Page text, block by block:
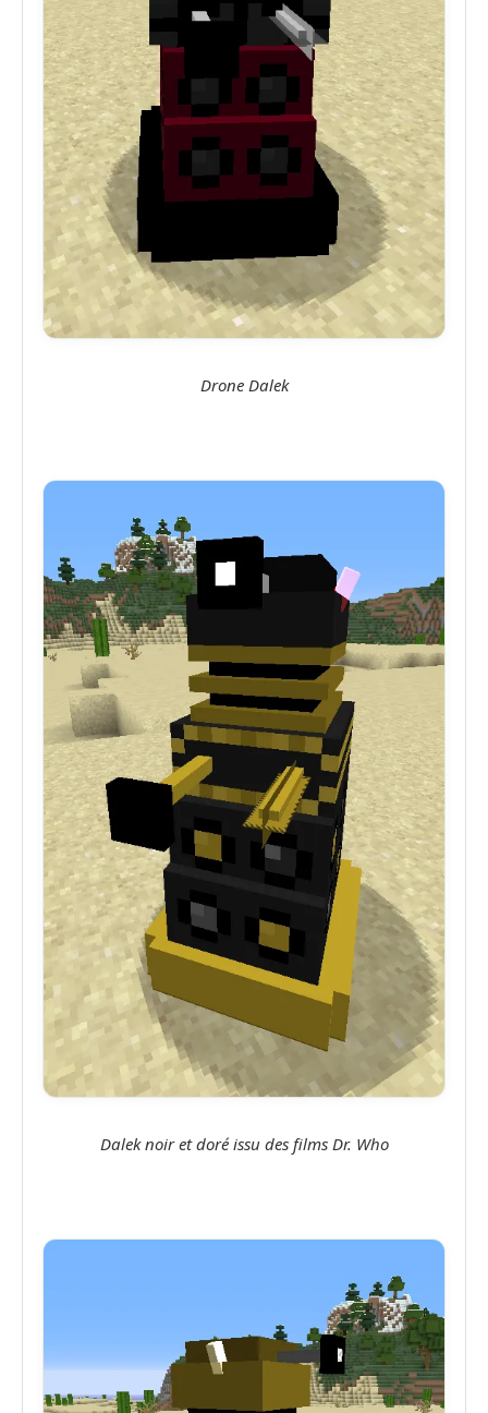
Drone Dalek
Dalek noir et doré issu des films Dr. Who